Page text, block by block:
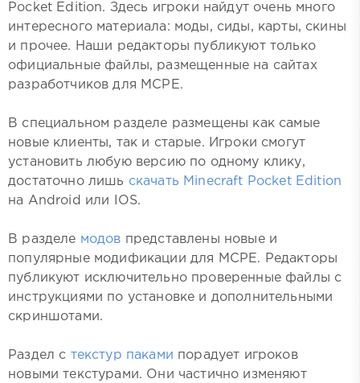
Pocket Edition. Здесь игроки найдут очень много
интересного материала: моды, сиды, карты, скины
и прочее. Наши редакторы публикуют только
официальные файлы, размещенные на сайтах
разработчиков для MCPE.
В специальном разделе размещены как самые
новые клиенты, так и старые. Игроки смогут
установить любую версию по одному клику,
достаточно лишь скачать Minecraft Pocket Edition
на Android или IOS.
В разделе модов представлены новые и
популярные модификации для MCPE. Редакторы
публикуют исключительно проверенные файлы с
инструкциями по установке и дополнительными
скриншотами.
Раздел с текстур паками порадует игроков
новыми текстурами. Они частично изменяют